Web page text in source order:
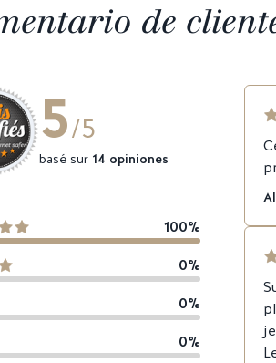
de
5/5
basé sur 14 opiniones
100%
0%
0%
0%